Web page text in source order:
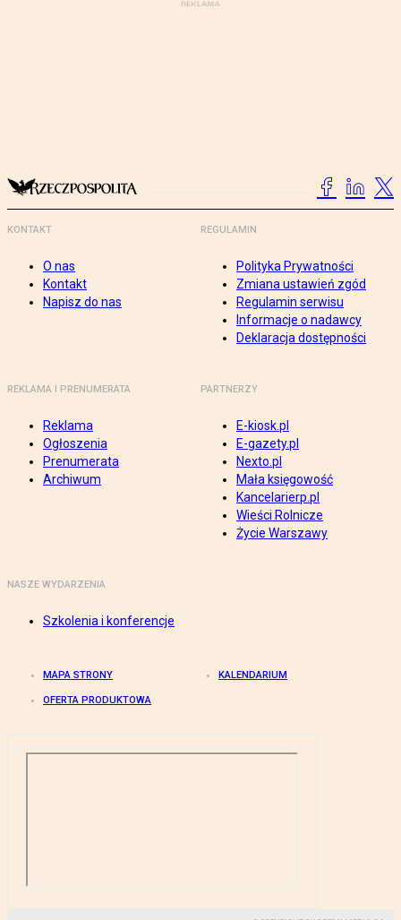
KONTAKT
O nas
Kontakt
Napisz do nas
REGULAMIN
Polityka Prywatności
Zmiana ustawień zgód
Regulamin serwisu
Informacje o nadawcy
Deklaracja dostępności
REKLAMA I PRENUMERATA
Reklama
Ogłoszenia
Prenumerata
Archiwum
PARTNERZY
E-kiosk.pl
E-gazety.pl
Nexto.pl
Mała księgowość
Kancelarierp.pl
Wieści Rolnicze
Życie Warszawy
NASZE WYDARZENIA
Szkolenia i konferencje
MAPA STRONY KALENDARIUM
OFERTA PRODUKTOWA